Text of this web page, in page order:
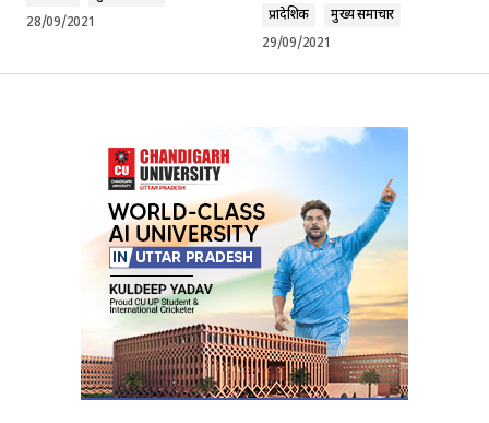
28/09/2021
प्रादेशिक
मुख्य समाचार
29/09/2021